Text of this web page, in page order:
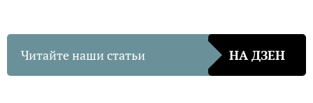
Читайте наши статьи НА ДЗЕН